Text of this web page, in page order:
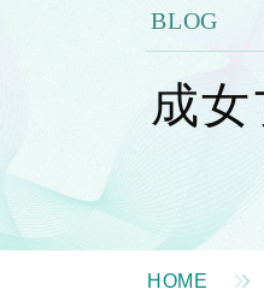
BLOG
成
HOME